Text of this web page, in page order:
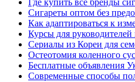
Где купить все бренды
Сигареты оптом без
Как адаптироваться к
Курсы для
Сериалы из Кореи для
Остеотомия коленного
Бесплатные объявления
Современные способы